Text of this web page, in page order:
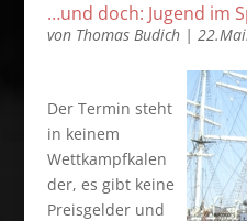
…und doch: Jugend im
von Thomas Budich|
Der Termin steht
in keinem
Wettkampfkalen
der, es gibt keine
Preisgelder und